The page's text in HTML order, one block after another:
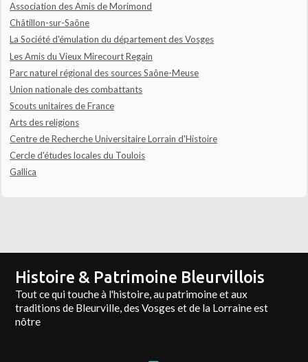
Association des Amis de Morimond
Châtillon-sur-Saône
La Société d'émulation du département des Vosges
Les Amis du Vieux Mirecourt Regain
Parc naturel régional des sources Saône-Meuse
Union nationale des combattants
Scouts unitaires de France
Arts des religions
Centre de Recherche Universitaire Lorrain d'Histoire
Cercle d'études locales du Toulois
Gallica
Histoire & Patrimoine Bleurvillois
Tout ce qui touche à l'histoire, au patrimoine et aux
traditions de Bleurville, des Vosges et de la Lorraine est
nôtre